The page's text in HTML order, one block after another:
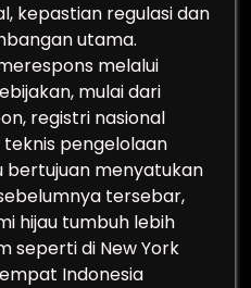
kepastian regulasi dan
utama.
melalui
mulai dari
registri nasional
pengelolaan
bertujuan menyatukan
tersebar,
hijau tumbuh lebih
seperti di New York
Indonesia